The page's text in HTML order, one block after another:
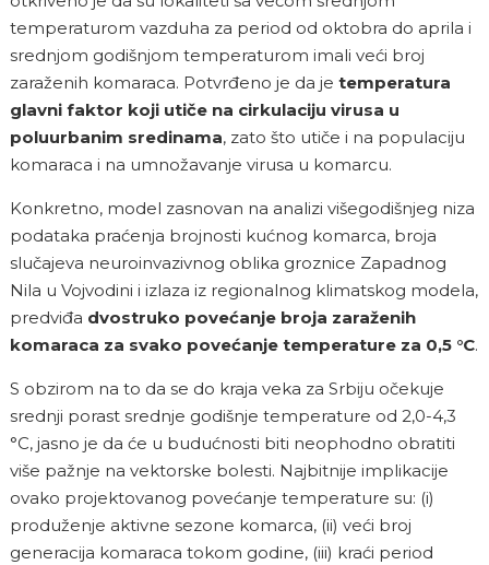
temperaturom vazduha za period od oktobra do aprila i
srednjom godišnjom temperaturom imali veći broj
zaraženih komaraca. Potvrđeno je da je temperatura
glavni faktor koji utiče na cirkulaciju virusa u
poluurbanim sredinama, zato što utiče i na populaciju
komaraca i na umnožavanje virusa u komarcu.
Konkretno, model zasnovan na analizi višegodišnjeg niza
podataka praćenja brojnosti kućnog komarca, broja
slučajeva neuroinvazivnog oblika groznice Zapadnog
Nila u Vojvodini i izlaza iz regionalnog klimatskog modela,
predviđa dvostruko povećanje broja zaraženih
komaraca za svako povećanje temperature za 0,5 °C.
S obzirom na to da se do kraja veka za Srbiju očekuje
srednji porast srednje godišnje temperature od 2,0-4,3
°C, jasno je da će u budućnosti biti neophodno obratiti
više pažnje na vektorske bolesti. Najbitnije implikacije
ovako projektovanog povećanje temperature su: (i)
produženje aktivne sezone komarca, (ii) veći broj
generacija komaraca tokom godine, (iii) kraći period